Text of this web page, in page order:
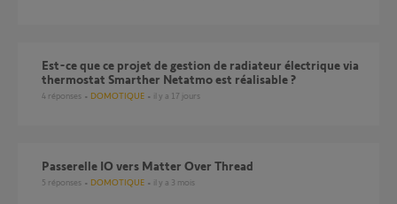
Est-ce que ce projet de gestion de radiateur électrique via
thermostat Smarther Netatmo est réalisable ?
4 réponses DOMOTIQUE il y a 17 jours
Passerelle IO vers Matter Over Thread
5 réponses DOMOTIQUE il y a 3 mois